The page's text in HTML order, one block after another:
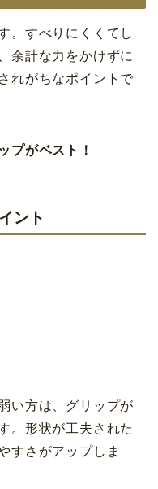
。すべりにくくてし
余計な力をかけずに
れがちなポイントで
プがベスト！
ント
い方は、グリップが
。形状が工夫された
すさがアップしま